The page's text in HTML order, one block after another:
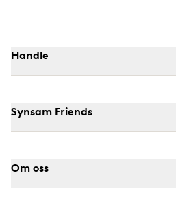
Handle
Synsam Friends
Om oss